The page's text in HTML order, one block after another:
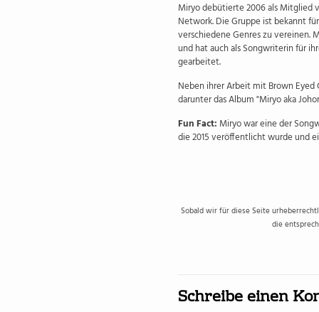
Miryo debütierte 2006 als Mitglied
Network. Die Gruppe ist bekannt
verschiedene Genres zu vereinen.
und hat auch als Songwriterin für
gearbeitet.
Neben ihrer Arbeit mit Brown
darunter das Album "Miryo aka
Fun Fact: Miryo war eine der
die 2015 veröffentlicht wurde und
Sobald wir für diese Seite
die
Schreibe einen